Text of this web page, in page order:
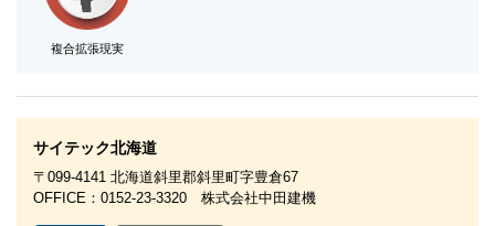
複合拡張現実
サイテック北海道
〒099-4141 北海道斜里郡斜里町字豊倉67
OFFICE：0152-23-3320 株式会社中田建機